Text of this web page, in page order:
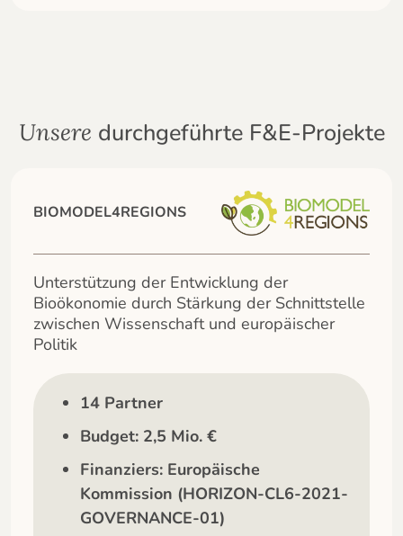
Unsere durchgeführte F&E-Projekte
BIOMODEL4REGIONS
Unterstützung der Entwicklung der
Bioökonomie durch Stärkung der Schnittstelle
zwischen Wissenschaft und europäischer
Politik
14 Partner
Budget: 2,5 Mio. €
Finanziers: Europäische
Kommission (HORIZON-CL6-2021-
GOVERNANCE-01)